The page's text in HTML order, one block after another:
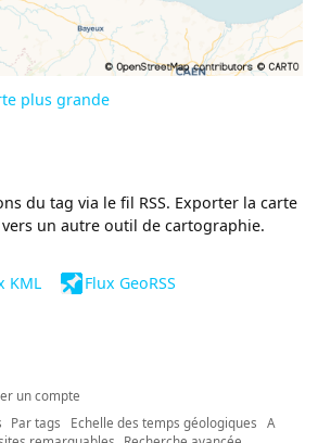
plus grande
du tag via le fil RSS. Exporter la carte
un autre outil de cartographie.
KML Flux GeoRSS
un compte
Par tags Echelle des temps géologiques
A